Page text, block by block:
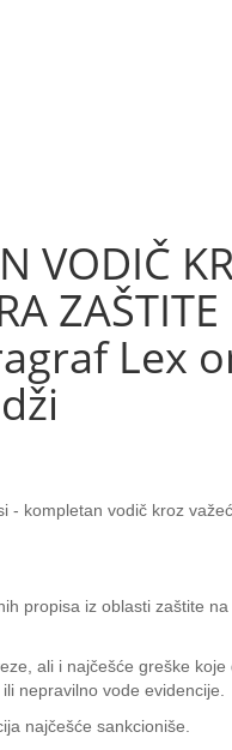
VODIČ
ZAŠTITE
Lex
kompletan vodič kroz
propisa iz oblasti zaštite
ali i najčešće greške
nepravilno vode evidencije.
najčešće sankcioniše.